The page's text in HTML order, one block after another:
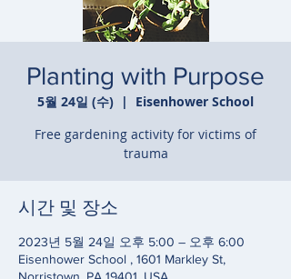
Planting with Purpose
5월 24일 (수)
  |
Eisenhower School
Free gardening activity for victims of
trauma
시간 및 장소
2023년 5월 24일 오후 5:00 – 오후 6:00
Eisenhower School , 1601 Markley St,